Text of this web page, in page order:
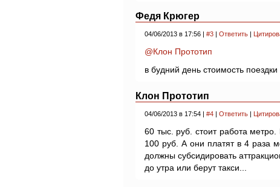
Федя Крюгер
04/06/2013 в 17:56 | #3 | Ответить |
@Клон Прототип
в будний день стоимость
Клон Прототип
04/06/2013 в 17:54 | #4 | Ответить |
60 тыс. руб. стоит работа метро.
100 руб. А они платят в 4 раза
должны субсидировать
до утра или берут такси...